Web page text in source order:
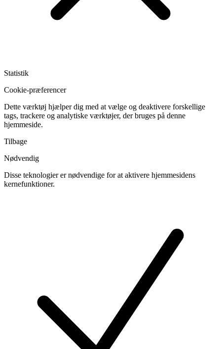
Statistik
Cookie-præferencer
Dette værktøj hjælper dig med at vælge og deaktivere forskellige
tags, trackere og analytiske værktøjer, der bruges på denne
hjemmeside.
Tilbage
Nødvendig
Disse teknologier er nødvendige for at aktivere hjemmesidens
kernefunktioner.